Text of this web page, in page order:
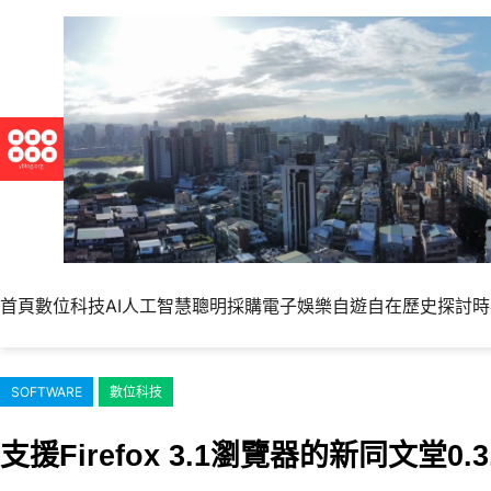
內
容
首頁數位科技AI人工智慧聰明採購電子娛樂自遊自在歷史探討
SOFTWARE 數位科技
支援Firefox 3.1瀏覽器的新同文堂